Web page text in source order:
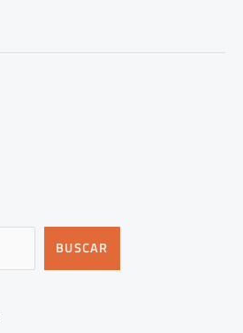
BUSCAR